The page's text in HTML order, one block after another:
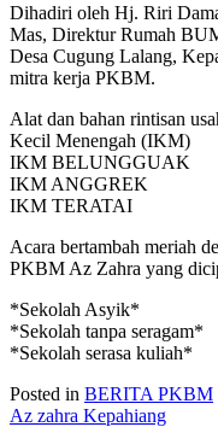
Dihadiri oleh Hj. Riri
Mas, Direktur Rumah
Desa Cugung Lalang,
mitra kerja PKBM.
Alat dan bahan rintisan
Kecil Menengah (IKM)
IKM BELUNGGUAK
IKM ANGGREK
IKM TERATAI
Acara bertambah meriah
PKBM Az Zahra yang
*Sekolah Asyik*
*Sekolah tanpa seragam*
*Sekolah serasa kuliah*
Posted in BERITA PKBM
Az zahra Kepahiang